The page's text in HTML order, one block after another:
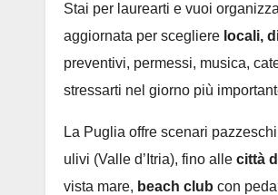
Stai per laurearti e vuoi
aggiornata per scegliere locali,
preventivi, permessi, musica,
stressarti nel giorno più
La Puglia offre scenari
ulivi (Valle d’Itria), fino alle città
vista mare, beach club con